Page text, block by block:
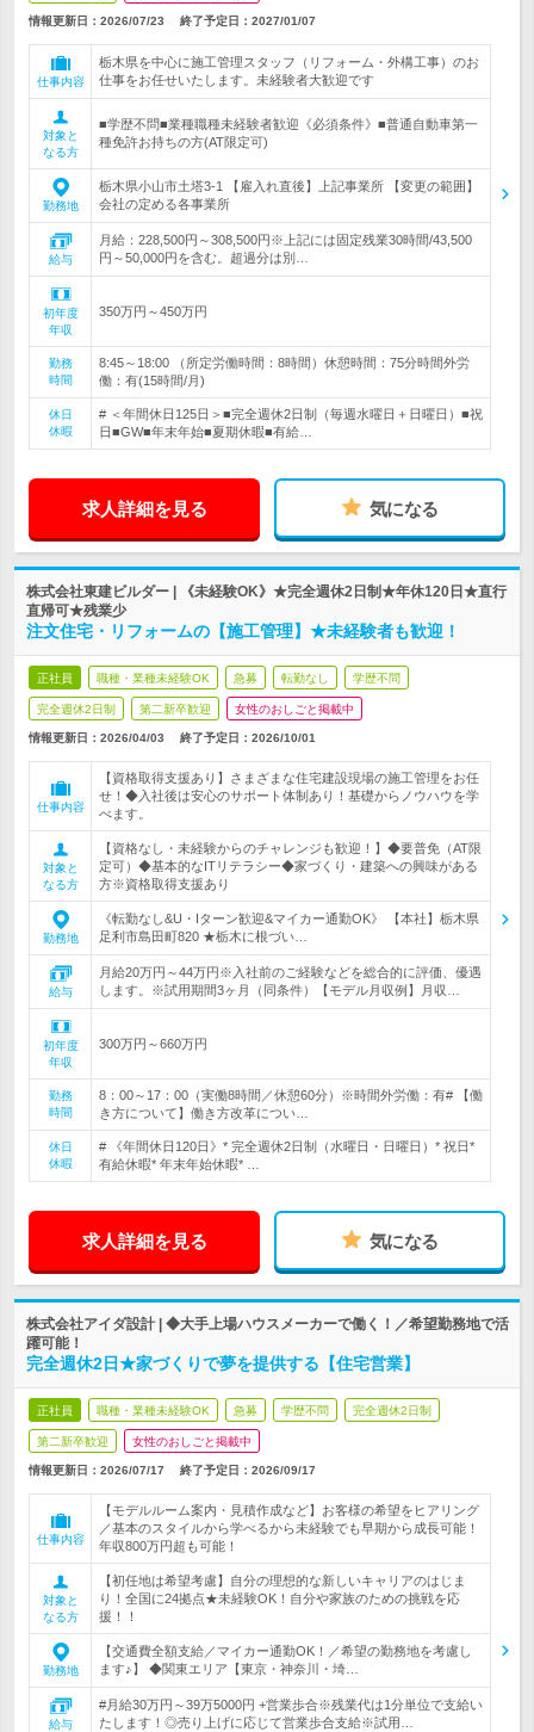
情報更新日：2026/07/23 終了予定日： 2027/01/07
仕事内容
栃木県を中心に施工管理スタッフ（リフォーム・外構工事）のお
仕事をお任せいたします。未経験者大歓迎です
対象と
なる方
■学歴不問■業種職種未経験者歓迎《必須条件》■普通自動車第一
種免許お持ちの方(AT限定可)
勤務地
栃木県小山市土塔3-1 【雇入れ直後】上記事業所 【変更の範囲】
会社の定める各事業所
給与
月給：228,500円～308,500円※上記には固定残業30時間/43,500
円～50,000円を含む。超過分は別…
初年度
年収
350万円～450万円
勤務
時間
8:45～18:00 （所定労働時間：8時間）休憩時間：75分時間外労
働：有(15時間/月)
休日
休暇
# ＜年間休日125日＞■完全週休2日制（毎週水曜日＋日曜日）■祝
日■GW■年末年始■夏期休暇■有給…
求人詳細を見る 気になる
株式会社東建ビルダー | 《未経験OK》★完全週休2日制★年休120日★直行
直帰可★残業少
注文住宅・リフォームの【施工管理】★未経験者も歓迎！
正社員 職種・業種未経験OK 急募 転勤なし 学歴不問
完全週休2日制 第二新卒歓迎 女性のおしごと掲載中
情報更新日：2026/04/03 終了予定日： 2026/10/01
仕事内容
【資格取得支援あり】さまざまな住宅建設現場の施工管理をお任
せ！◆入社後は安心のサポート体制あり！基礎からノウハウを学
べます。
対象と
なる方
【資格なし・未経験からのチャレンジも歓迎！】◆要普免（AT限
定可）◆基本的なITリテラシー◆家づくり・建築への興味がある
方※資格取得支援あり
勤務地
《転勤なし&U・Iターン歓迎&マイカー通勤OK》 【本社】栃木県
足利市島田町820 ★栃木に根づい…
給与
月給20万円～44万円※入社前のご経験などを総合的に評価、優遇
します。※試用期間3ヶ月（同条件）【モデル月収例】月収…
初年度
年収
300万円～660万円
勤務
時間
8：00～17：00（実働8時間／休憩60分）※時間外労働：有# 【働
き方について】働き方改革につい…
休日
休暇
# 《年間休日120日》* 完全週休2日制（水曜日・日曜日）* 祝日*
有給休暇* 年末年始休暇* …
求人詳細を見る 気になる
株式会社アイダ設計 | ◆大手上場ハウスメーカーで働く！／希望勤務地で活
躍可能！
完全週休2日★家づくりで夢を提供する【住宅営業】
正社員 職種・業種未経験OK 急募 学歴不問 完全週休2日制
第二新卒歓迎 女性のおしごと掲載中
情報更新日：2026/07/17 終了予定日： 2026/09/17
仕事内容
【モデルルーム案内・見積作成など】お客様の希望をヒアリング
／基本のスタイルから学べるから未経験でも早期から成長可能！
年収800万円超も可能！
対象と
なる方
【初任地は希望考慮】自分の理想的な新しいキャリアのはじま
り！全国に24拠点★未経験OK！自分や家族のための挑戦を応
援！！
勤務地
【交通費全額支給／マイカー通勤OK！／希望の勤務地を考慮し
ます♪】 ◆関東エリア【東京・神奈川・埼…
給与
#月給30万円～39万5000円 +営業歩合※残業代は1分単位で支給い
たします！◎売り上げに応じて営業歩合支給※試用…